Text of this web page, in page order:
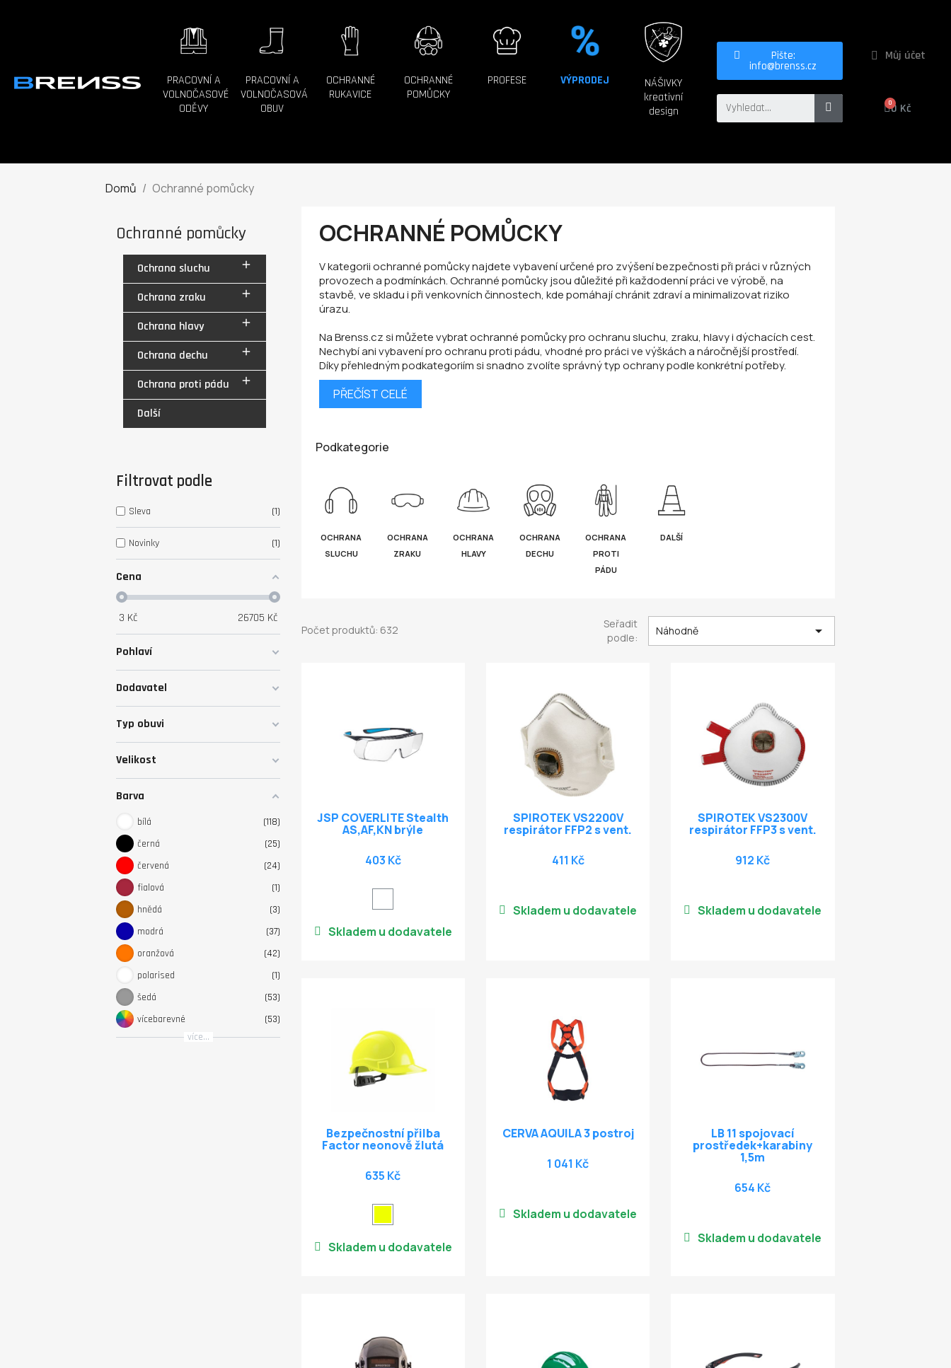
PRACOVNÍ A
VOLNOČASOVÉ
ODĚVY
PRACOVNÍ A
VOLNOČASOVÁ
OBUV
OCHRANNÉ
RUKAVICE
OCHRANNÉ
POMŮCKY
PROFESE VÝPRODEJ
NÁŠIVKY
kreativní
design
Pište:
info@brenss.cz
Můj účet
0 Kč
Domů Ochranné pomůcky
Ochranné pomůcky
Ochrana sluchu 
Ochrana zraku 
Ochrana hlavy 
Ochrana dechu 
Ochrana proti pádu 
Další
Filtrovat podle
Sleva 1
Novinky 1
Cena
3 Kč 26705 Kč
Pohlaví
Dodavatel
Typ obuvi
Velikost
Barva
bílá
118
černá
25
červená
24
fialová
1
hnědá
3
modrá
37
oranžová
42
polarised
1
šedá
53
vícebarevné
53
více...
OCHRANNÉ POMŮCKY
V kategorii ochranné pomůcky najdete vybavení určené pro zvýšení bezpečnosti při práci v různých
provozech a podmínkách. Ochranné pomůcky jsou důležité při každodenní práci ve výrobě, na
stavbě, ve skladu i při venkovních činnostech, kde pomáhají chránit zdraví a minimalizovat riziko
úrazu.
Na Brenss.cz si můžete vybrat ochranné pomůcky pro ochranu sluchu, zraku, hlavy i dýchacích cest.
Nechybí ani vybavení pro ochranu proti pádu, vhodné pro práci ve výškách a náročnější prostředí.
Díky přehledným podkategoriím si snadno zvolíte správný typ ochrany podle konkrétní potřeby.
PŘEČÍST CELÉ
Podkategorie
OCHRANA
SLUCHU
OCHRANA
ZRAKU
OCHRANA
HLAVY
OCHRANA
DECHU
OCHRANA
PROTI
PÁDU
DALŠÍ
Počet produktů: 632
Seřadit
podle:
Náhodně 
JSP COVERLITE Stealth
AS,AF,KN brýle
403 Kč
Skladem u dodavatele
SPIROTEK VS2200V
respirátor FFP2 s vent.
411 Kč
Skladem u dodavatele
SPIROTEK VS2300V
respirátor FFP3 s vent.
912 Kč
Skladem u dodavatele
Bezpečnostní přilba
Factor neonově žlutá
635 Kč
Skladem u dodavatele
CERVA AQUILA 3 postroj
1 041 Kč
Skladem u dodavatele
LB 11 spojovací
prostředek+karabiny
1,5m
654 Kč
Skladem u dodavatele